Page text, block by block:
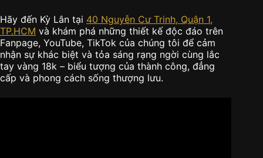
Hãy đến Kỳ Lân tại 40 Nguyễn Cư Trinh, Quận 1,
TP.HCM và khám phá những thiết kế độc đáo trên
Fanpage, YouTube, TikTok của chúng tôi để cảm
nhận sự khác biệt và tỏa sáng rạng ngời cùng lắc
tay vàng 18k – biểu tượng của thành công, đẳng
cấp và phong cách sống thượng lưu.